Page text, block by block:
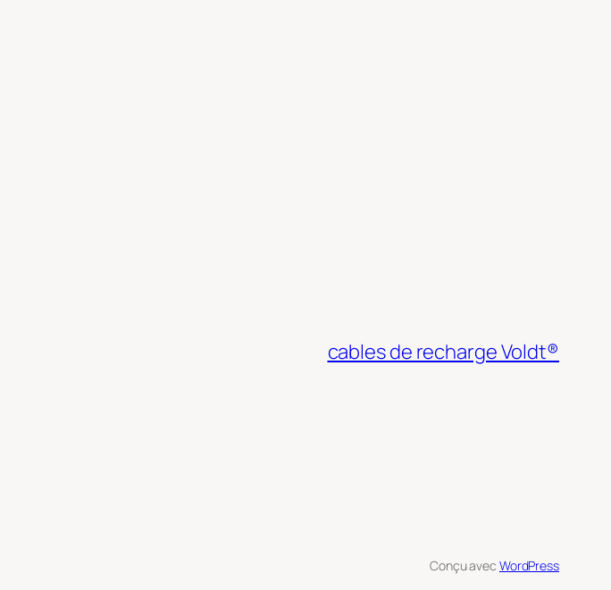
cables de recharge Voldt®
Conçu avec WordPress